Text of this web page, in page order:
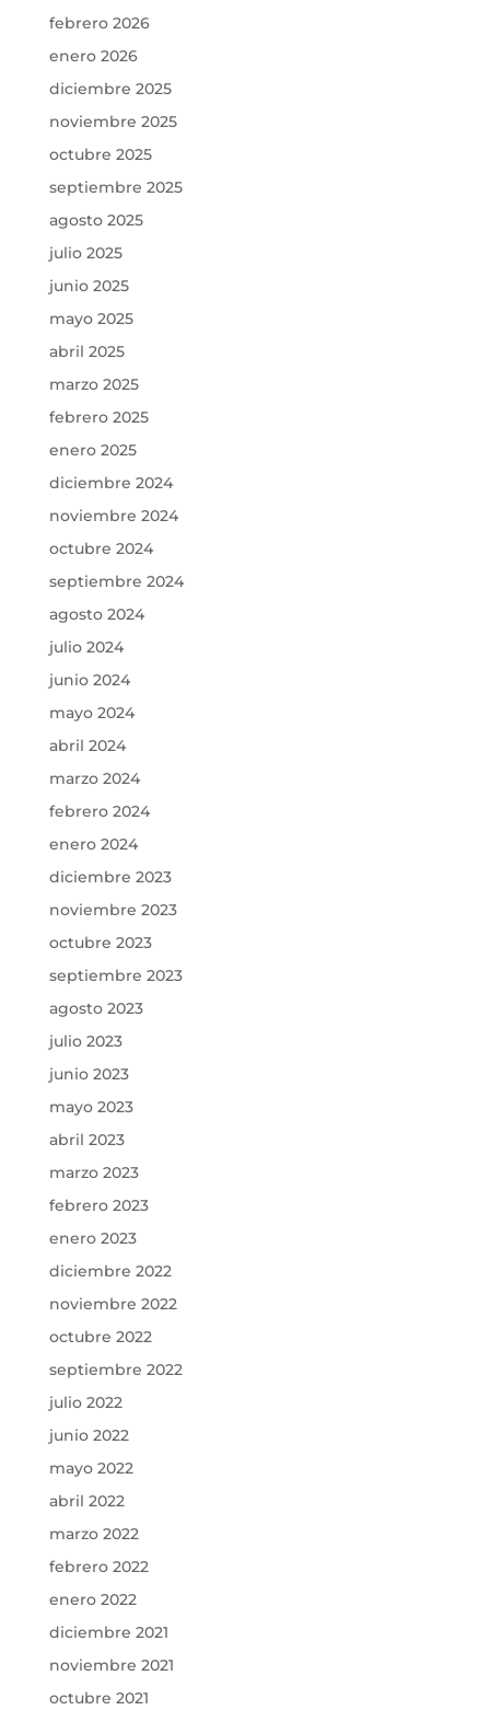
febrero 2026
enero 2026
diciembre 2025
noviembre 2025
octubre 2025
septiembre 2025
agosto 2025
julio 2025
junio 2025
mayo 2025
abril 2025
marzo 2025
febrero 2025
enero 2025
diciembre 2024
noviembre 2024
octubre 2024
septiembre 2024
agosto 2024
julio 2024
junio 2024
mayo 2024
abril 2024
marzo 2024
febrero 2024
enero 2024
diciembre 2023
noviembre 2023
octubre 2023
septiembre 2023
agosto 2023
julio 2023
junio 2023
mayo 2023
abril 2023
marzo 2023
febrero 2023
enero 2023
diciembre 2022
noviembre 2022
octubre 2022
septiembre 2022
julio 2022
junio 2022
mayo 2022
abril 2022
marzo 2022
febrero 2022
enero 2022
diciembre 2021
noviembre 2021
octubre 2021